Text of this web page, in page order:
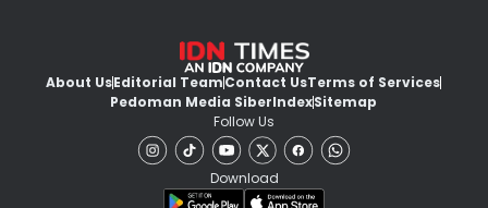
About UsEditorial TeamContact UsTerms of Services
Pedoman Media SiberIndexSitemap
Follow Us
Download